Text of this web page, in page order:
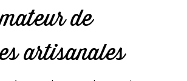
de
artisanales